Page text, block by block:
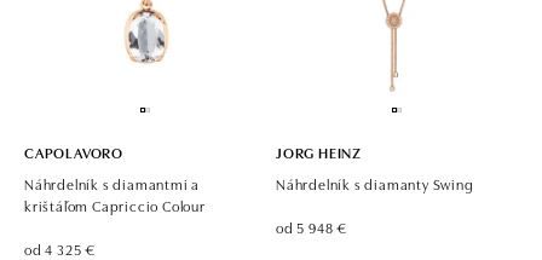
CAPOLAVORO
Náhrdelník s diamantmi a
krištáľom Capriccio Colour
od 4 325 €
JORG HEINZ
Náhrdelník s diamanty Swing
od 5 948 €